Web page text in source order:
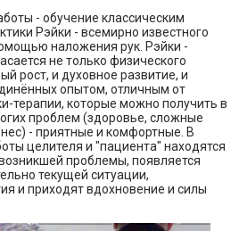
- обучение классическим
Рэйки - всемирно известного
наложения рук. Рэйки -
не только физического
рост, и духовное развитие, и
опытом, отличным от
терапии, которые можно получить в
проблем (здоровье, сложные
- приятные и комфортные. В
целителя и "пациента" находятся
проблемы, появляется
текущей ситуации,
и приходят вдохновение и силы